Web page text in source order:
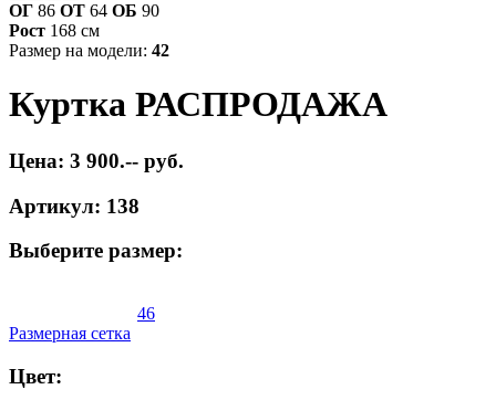
ОГ 86 ОТ 64 ОБ 90
Рост 168 см
Размер на модели: 42
Куртка РАСПРОДАЖА
Цена: 3 900.-- руб.
Артикул: 138
Выберите размер:
46
Размерная сетка
Цвет: